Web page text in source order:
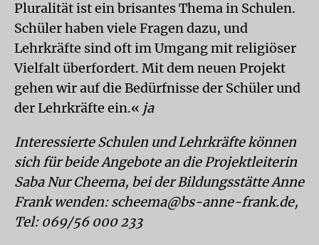
Pluralität ist ein brisantes Thema in Schulen.
Schüler haben viele Fragen dazu, und
Lehrkräfte sind oft im Umgang mit religiöser
Vielfalt überfordert. Mit dem neuen Projekt
gehen wir auf die Bedürfnisse der Schüler und
der Lehrkräfte ein.« ja
Interessierte Schulen und Lehrkräfte können
sich für beide Angebote an die Projektleiterin
Saba Nur Cheema, bei der Bildungsstätte Anne
Frank wenden: scheema@bs-anne-frank.de,
Tel: 069/56 000 233